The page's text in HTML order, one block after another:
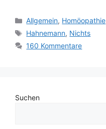
Kategorien
Allgemein, Homöopathie
Schlagwörter
Hahnemann, Nichts
160 Kommentare
Suchen